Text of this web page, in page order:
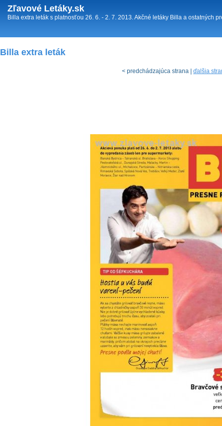
Zľavové Letáky.sk
Billa extra leták s platnosťou 26. 6. - 2. 7. 2013. Akčné letáky Billa a ostatných
Billa extra leták
< predchádzajúca strana | ďalšia